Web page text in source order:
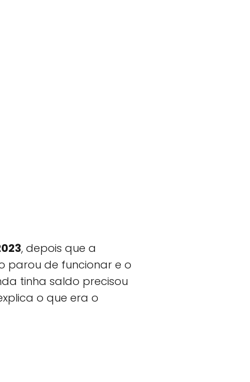
, depois que a
parou de funcionar e o
tinha saldo precisou
o que era o